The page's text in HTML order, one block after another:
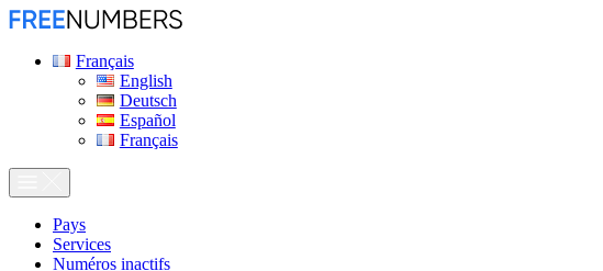
Français
English
Deutsch
Español
Français
Pays
Services
Numéros inactifs